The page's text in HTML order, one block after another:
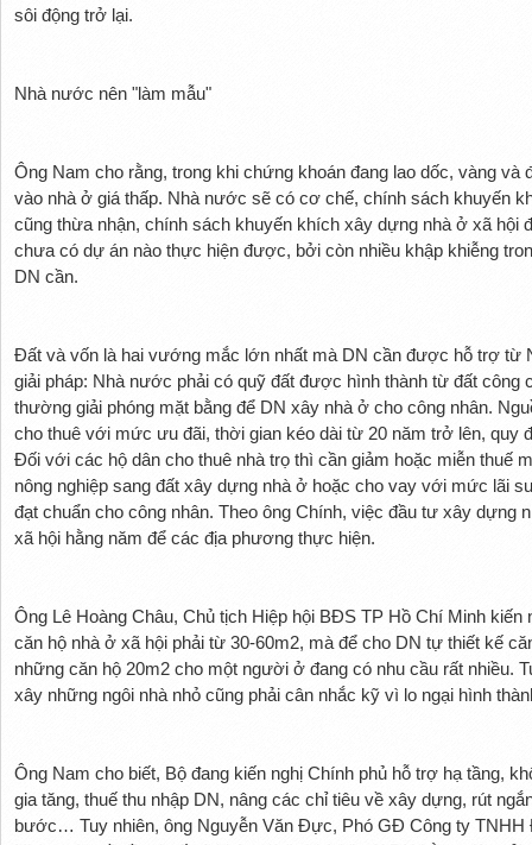
sôi động trở lại.
Nhà nước nên "làm mẫu"
Ông Nam cho rằng, trong khi chứng khoán đang lao dốc, vàng và
vào nhà ở giá thấp. Nhà nước sẽ có cơ chế, chính sách khuyến
cũng thừa nhận, chính sách khuyến khích xây dựng nhà ở xã hội
chưa có dự án nào thực hiện được, bởi còn nhiều khập khiễng
DN cần.
Đất và vốn là hai vướng mắc lớn nhất mà DN cần được hỗ trợ
giải pháp: Nhà nước phải có quỹ đất được hình thành từ đất công
thường giải phóng mặt bằng để DN xây nhà ở cho công nhân.
cho thuê với mức ưu đãi, thời gian kéo dài từ 20 năm trở lên, quy
Đối với các hộ dân cho thuê nhà trọ thì cần giảm hoặc miễn thuế
nông nghiệp sang đất xây dựng nhà ở hoặc cho vay với mức lãi
đạt chuẩn cho công nhân. Theo ông Chính, việc đầu tư xây dựng
xã hội hằng năm để các địa phương thực hiện.
Ông Lê Hoàng Châu, Chủ tịch Hiệp hội BĐS TP Hồ Chí Minh
căn hộ nhà ở xã hội phải từ 30-60m2, mà để cho DN tự thiết kế
những căn hộ 20m2 cho một người ở đang có nhu cầu rất nhiều.
xây những ngôi nhà nhỏ cũng phải cân nhắc kỹ vì lo ngại hình
Ông Nam cho biết, Bộ đang kiến nghị Chính phủ hỗ trợ hạ tầng,
gia tăng, thuế thu nhập DN, nâng các chỉ tiêu về xây dựng, rút
bước… Tuy nhiên, ông Nguyễn Văn Đực, Phó GĐ Công ty